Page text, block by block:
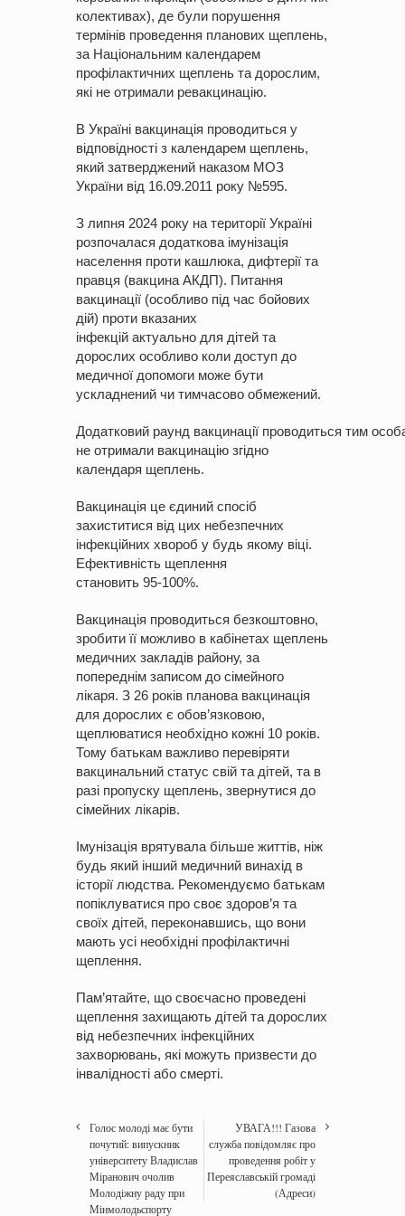
колективах), де були порушення
термінів проведення планових щеплень,
за Національним календарем
профілактичних щеплень та дорослим,
які не отримали ревакцинацію.
В Україні вакцинація проводиться у
відповідності з календарем щеплень,
який затверджений наказом МОЗ
України від 16.09.2011 року №595.
З липня 2024 року на території Україні
розпочалася додаткова імунізація
населення проти кашлюка, дифтерії та
правця (вакцина АКДП). Питання
вакцинації (особливо під час бойових
дій) проти вказаних
інфекцій актуально для дітей та
дорослих особливо коли доступ до
медичної допомоги може бути
ускладнений чи тимчасово обмежений.
Додатковий раунд вакцинації проводиться тим
не отримали вакцинацію згідно
календаря щеплень.
Вакцинація це єдиний спосіб
захиститися від цих небезпечних
інфекційних хвороб у будь якому віці.
Ефективність щеплення
становить 95­-100%.
Вакцинація проводиться безкоштовно,
зробити її можливо в кабінетах щеплень
медичних закладів району, за
попереднім записом до сімейного
лікаря. З 26 років планова вакцинація
для дорослих є обов’язковою,
щеплюватися необхідно кожні 10 років.
Тому батькам важливо перевіряти
вакцинальний статус свій та дітей, та в
разі пропуску щеплень, звернутися до
сімейних лікарів.
Імунізація врятувала більше життів, ніж
будь який інший медичний винахід в
історії людства. Рекомендуємо батькам
попіклуватися про своє здоров’я та
своїх дітей, переконавшись, що вони
мають усі необхідні профілактичні
щеплення.
Пам’ятайте, що своєчасно проведені
щеплення захищають дітей та дорослих
від небезпечних інфекційних
захворювань, які можуть призвести до
інвалідності або смерті.
Голос молоді має бути
почутий: випускник
університету Владислав
Міранович очолив
Молодіжну раду при
Мінмолодьспорту
УВАГА!!! Газова
служба повідомляє про
проведення робіт у
Переяславській громаді
(Адреси)